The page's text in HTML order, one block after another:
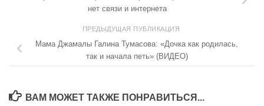
нет связи и интернета
ПРЕДЫДУЩАЯ ПУБЛИКАЦИЯ
Мама Джамалы Галина Тумасова: «Дочка как родилась,
так и начала петь» (ВИДЕО)
ВАМ МОЖЕТ ТАКЖЕ ПОНРАВИТЬСЯ...